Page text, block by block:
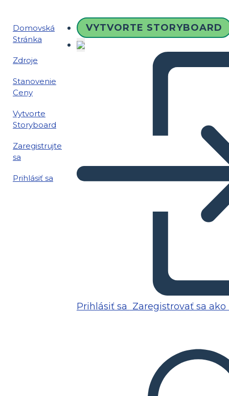
Domovská
Stránka
Zdroje
Stanovenie
Ceny
Vytvorte
Storyboard
Zaregistrujte
sa
Prihlásiť sa
VYTVORTE STORYBOARD
Prihlásiť sa Zaregistrovať sa